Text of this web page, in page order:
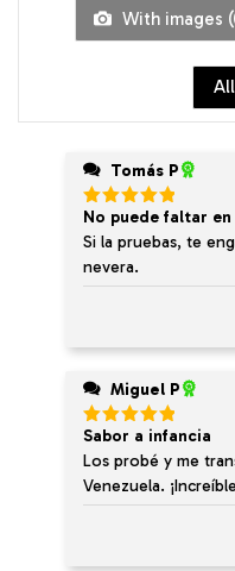
With images (
Tomás P
Valorado
en5de 5
No puede faltar en
Si la pruebas, te
nevera.
Miguel P
Valorado
en 5de 5
Sabor a infancia
Los probé y me
Venezuela.